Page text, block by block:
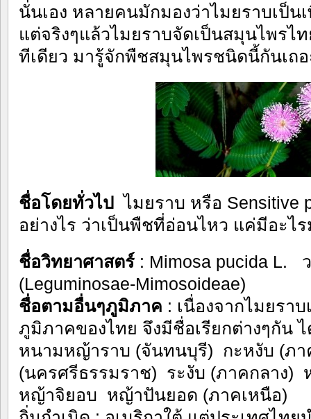
นั่นเอง หลายคนมักมองว่าไมยราบเป็น
แต่จริงๆแล้วไมยราบจัดเป็นสมุนไพร
ทีเดียว มารู้จักพืชสมุนไพรชนิดนี้กันเถ
ชื่อโดยทั่วไป ไมยราบ หรือ Sensitive
อย่างไร ว่าเป็นพืชที่อ่อนไหว แค่มีอะไ
ชื่อวิทยาศาสตร์ : Mimosa pucida L.
(Leguminosae-Mimosoideae)
ชื่อตามอื่นๆภูมิภาค : เนื่องจากไมยรา
ภูมิภาคของไทย จึงมีชื่อเรียกต่างๆ
หนามหญ้าราบ (จันทนบุรี) กะหงับ (ภ
(นครศรีธรรมราช) ระงับ (ภาคกลาง)
หญ้าจิยอบ หญ้าปันยอด (ภาคเหนือ)